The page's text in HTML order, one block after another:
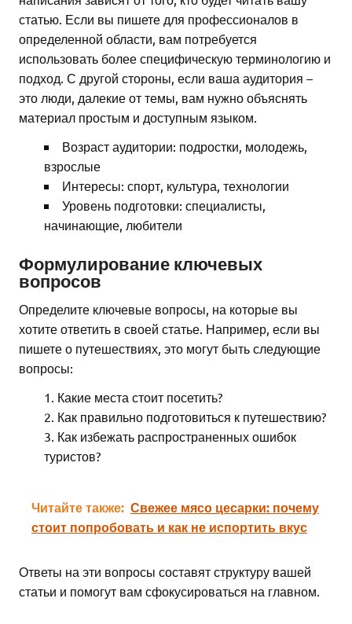
статью. Если вы пишете для профессионалов в
определенной области, вам потребуется
использовать более специфическую терминологию и
подход. С другой стороны, если ваша аудитория –
это люди, далекие от темы, вам нужно объяснять
материал простым и доступным языком.
Возраст аудитории: подростки, молодежь,
взрослые
Интересы: спорт, культура, технологии
Уровень подготовки: специалисты,
начинающие, любители
Формулирование ключевых
вопросов
Определите ключевые вопросы, на которые вы
хотите ответить в своей статье. Например, если вы
пишете о путешествиях, это могут быть следующие
вопросы:
Какие места стоит посетить?
Как правильно подготовиться к путешествию?
Как избежать распространенных ошибок
туристов?
Читайте также: Свежее мясо цесарки: почему
стоит попробовать и как не испортить вкус
Ответы на эти вопросы составят структуру вашей
статьи и помогут вам сфокусироваться на главном.